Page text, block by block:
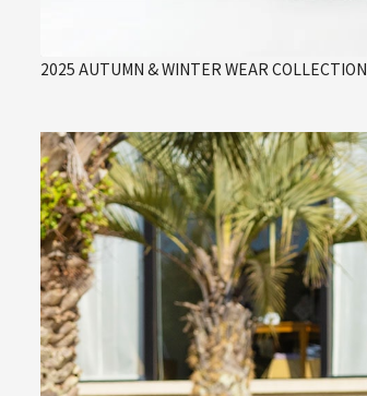
2025 AUTUMN & WINTER WEAR COLLECTION